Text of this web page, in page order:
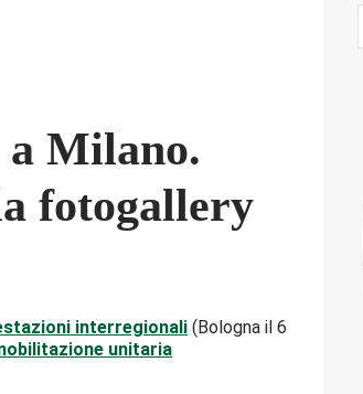
Milano.
fotogallery
interregionali (Bologna il 6
unitaria